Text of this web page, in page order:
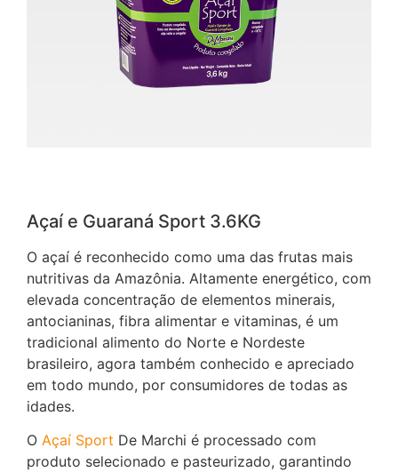
Açaí e Guaraná Sport 3.6KG
O açaí é reconhecido como uma das frutas mais
nutritivas da Amazônia. Altamente energético, com
elevada concentração de elementos minerais,
antocianinas, fibra alimentar e vitaminas, é um
tradicional alimento do Norte e Nordeste
brasileiro, agora também conhecido e apreciado
em todo mundo, por consumidores de todas as
idades.
O Açaí Sport De Marchi é processado com
produto selecionado e pasteurizado, garantindo